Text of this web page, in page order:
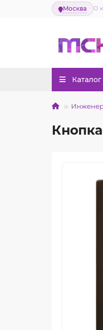
Москва О
Каталог